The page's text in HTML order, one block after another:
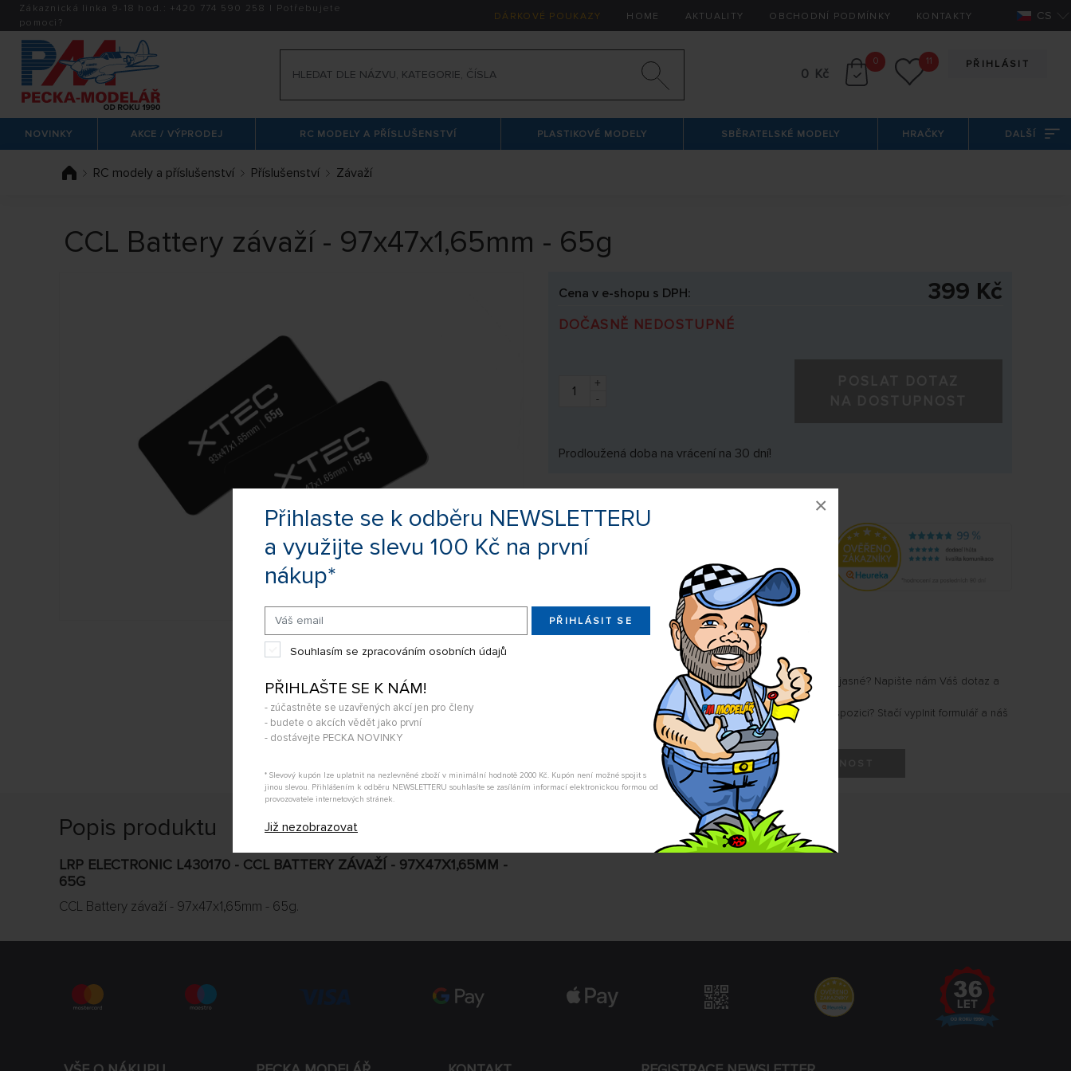
Přihlaste se k odběru NEWSLETTERU
a využijte slevu 100 Kč na první
nákup*
PŘIHLÁSIT SE
Souhlasím se zpracováním osobních údajů
PŘIHLAŠTE SE K NÁM!
- zúčastněte se uzavřených akcí jen pro členy
- budete o akcích vědět jako první
- dostávejte PECKA NOVINKY
* Slevový kupón lze uplatnit na nezlevněné zboží v minimální hodnotě 2000 Kč. Kupón není možné spojit s
jinou slevou. Přihlášením k odběru NEWSLETTERU souhlasíte se zasíláním informací elektronickou formou od
provozovatele internetových stránek.
Již nezobrazovat
×
Zákaznická linka 9-18 hod.: +420 774 590 258 | Potřebujete
pomoci?
DÁRKOVÉ POUKAZY HOME AKTUALITY OBCHODNÍ PODMÍNKY KONTAKTY CS
PŘIHLÁSIT
0 Kč
0 11
NOVINKY AKCE / VÝPRODEJ RC MODELY A PŘÍSLUŠENSTVÍ PLASTIKOVÉ MODELY SBĚRATELSKÉ MODELY HRAČKY DALŠÍ
RC modely a příslušenství Příslušenství Závaží
CCL Battery závaží - 97x47x1,65mm - 65g
Cena v e-shopu s DPH: 399 Kč
DOČASNĚ NEDOSTUPNÉ
+
-
Prodloužená doba na vrácení na 30 dní!
Výrobce:
Kód zboží:
4250068168754
Sdílejte produkt na:
Nevíte si rady s výběrem? Nejsou Vám některé parametry jasné? Napište nám Váš dotaz a
my Vás s odpovědí kontaktujeme.
Chcete dostat upozornění ve chvíli, kdy produkt bude k dispozici? Stačí vyplnit formulář a náš
hlídací pes Vám dá vědět.
POSLAT DOTAZ HLÍDAT DOSTUPNOST
Popis produktu
LRP ELECTRONIC L430170 - CCL BATTERY ZÁVAŽÍ - 97X47X1,65MM -
65G
CCL Battery závaží - 97x47x1,65mm - 65g.